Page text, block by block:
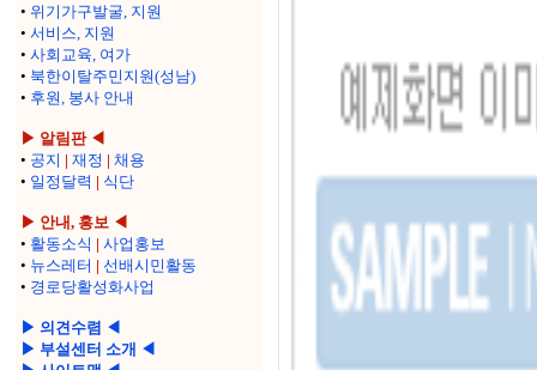
• 위기가구발굴, 지원
• 서비스, 지원
• 사회교육, 여가
• 북한이탈주민지원(성남)
• 후원, 봉사 안내
▶ 알림판 ◀
• 공지 | 재정 | 채용
• 일정달력 | 식단
▶ 안내, 홍보 ◀
• 활동소식 | 사업홍보
• 뉴스레터 | 선배시민활동
• 경로당활성화사업
▶ 의견수렴 ◀
▶ 부설센터 소개 ◀